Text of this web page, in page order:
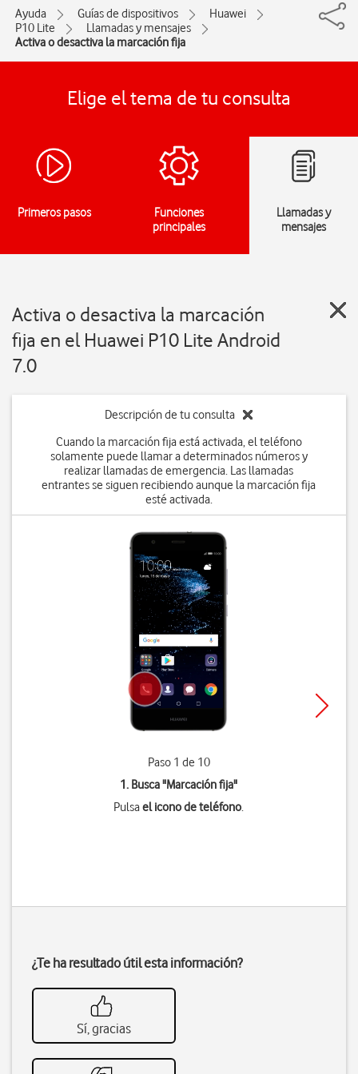
Ayuda Guías de dispositivos
Huawei
P10 Lite
Llamadas y mensajes
Activa o desactiva la marcación fija
Elige el tema de tu consulta
Primeros pasos
Funciones
principales
Llamadas y
mensajes
Activa o desactiva la marcación
fija en el Huawei P10 Lite Android
7.0
Descripción de tu consulta
Cuando la marcación fija está activada, el teléfono
solamente puede llamar a determinados números y
realizar llamadas de emergencia. Las llamadas
entrantes se siguen recibiendo aunque la marcación fija
esté activada.
Paso 1 de 10
1. Busca "Marcación fija"
Pulsael icono de teléfono.
¿Te ha resultado útil esta información?
Sí, gracias